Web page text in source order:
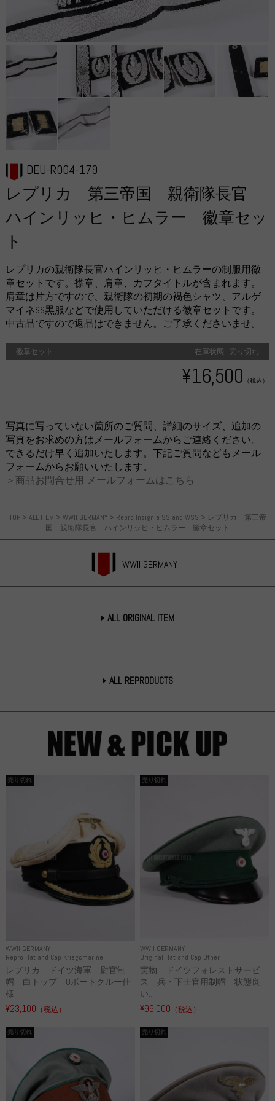
TOP> ALL ITEM > WWII GERMANY> Repro Insignia SS and WSS > レプリカ 第三帝
国 親衛隊長官 ハインリッヒ・ヒムラー 徽章セット
WWII GERMANY
ALL ORIGINAL ITEM
ALL REPRODUCTS
DEU-R004-179
レプリカ 第三帝国 親衛隊長官
ハインリッヒ・ヒムラー 徽章セッ
ト
レプリカの親衛隊長官ハインリッヒ・ヒムラーの制服用徽
章セットです。襟章、肩章、カフタイトルが含まれます。
肩章は片方ですので、親衛隊の初期の褐色シャツ、アルゲ
マイネSS黒服などで使用していただける徽章セットです。
中古品ですので返品はできません。ご了承くださいませ。
徽章セット 在庫状態 : 売り切れ
¥16,500 （税込）
写真に写っていない箇所のご質問、詳細のサイズ、追加の
写真をお求めの方はメールフォームからご連絡ください。
できるだけ早く追加いたします。下記ご質問などもメール
フォームからお願いいたします。
＞商品お問合せ用 メールフォームはこちら
WWII GERMANY
Repro Hat and Cap Kriegsmarine
売り切れ
レプリカ ドイツ海軍 尉官制
帽 白トップ Uボートクルー仕
様
¥23,100 （税込）
WWII GERMANY
Original Hat and Cap Other
売り切れ
実物 ドイツフォレストサービ
ス 兵・下士官用制帽 状態良
い...
¥99,000 （税込）
売り切れ 売り切れ